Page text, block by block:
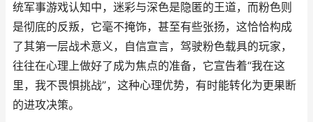
统军事游戏认知中，迷彩与深色是隐匿的王道，而粉色则
是彻底的反叛，它毫不掩饰，甚至有些张扬，这恰恰构成
了其第一层战术意义，自信宣言，驾驶粉色载具的玩家，
往往在心理上做好了成为焦点的准备，它宣告着“我在这
里，我不畏惧挑战”，这种心理优势，有时能转化为更果断
的进攻决策。